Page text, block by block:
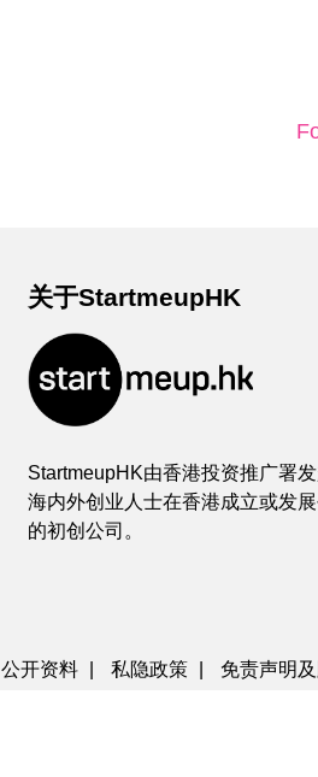
关于StartmeupHK
StartmeupHK由香港投资推广署
海内外创业人士在香港成立或发
的初创公司。
公开资料 | 私隐政策 | 免责声明